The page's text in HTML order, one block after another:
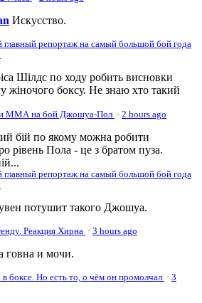
Искусство.
репортаж на самый большой бой года
Шілдс по ходу робить висновки
жіночого боксу. Не знаю хто такий
и ММА на бой Джошуа-Пол · 2 hours ago
бій по якому можна робити
рівень Пола - це з братом пуза.
репортаж на самый большой бой года
потушит такого Джошуа.
Реакция Хирна · 3 hours ago
говна и мочи.
боксе. Но есть то, о чём он промолчал · 3